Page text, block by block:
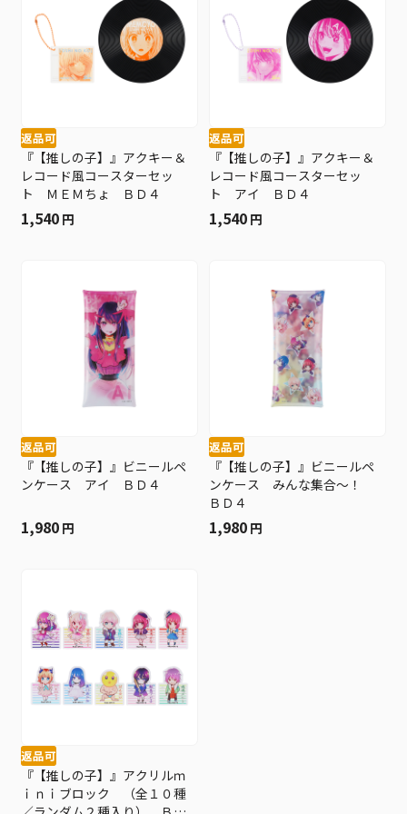
返品可
『【推しの子】』アクキー＆
レコード風コースターセッ
ト ＭＥＭちょ ＢＤ４
1,540 円
返品可
『【推しの子】』アクキー＆
レコード風コースターセッ
ト アイ ＢＤ４
1,540 円
返品可
『【推しの子】』ビニールペ
ンケース アイ ＢＤ４
1,980 円
返品可
『【推しの子】』ビニールペ
ンケース みんな集合～！
ＢＤ４
1,980 円
返品可
『【推しの子】』アクリルｍ
ｉｎｉブロック （全１０種